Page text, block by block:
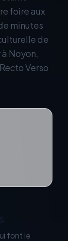
foire aux
minutes
de
Noyon,
Verso
font le